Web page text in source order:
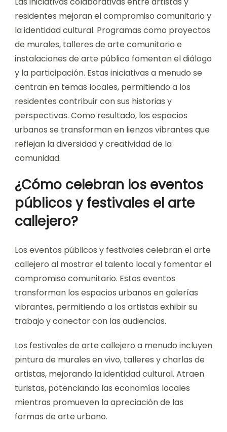
voces locales, mejorando la identidad cultural.
Los proyectos colaborativos alientan a los
residentes a contribuir, fomentando un sentido
de pertenencia. Además, el arte callejero a
menudo aborda problemas sociales, provocando
conversaciones que unen a diversos miembros
de la comunidad.
¿Qué iniciativas promueven
la colaboración entre artistas
y residentes?
Las iniciativas colaborativas entre artistas y
residentes mejoran el compromiso comunitario y
la identidad cultural. Programas como proyectos
de murales, talleres de arte comunitario e
instalaciones de arte público fomentan el diálogo
y la participación. Estas iniciativas a menudo se
centran en temas locales, permitiendo a los
residentes contribuir con sus historias y
perspectivas. Como resultado, los espacios
urbanos se transforman en lienzos vibrantes que
comunidad.
¿Cómo celebran los eventos
públicos y festivales el arte
callejero?